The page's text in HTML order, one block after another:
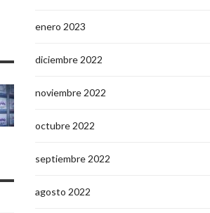
enero 2023
diciembre 2022
noviembre 2022
octubre 2022
septiembre 2022
agosto 2022